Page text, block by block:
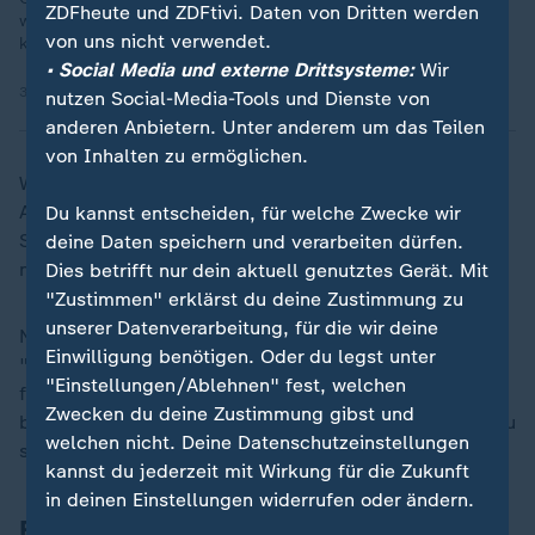
wissenschaftliche Arbeit, Gedicht, fertige Bewerbung oder
komplette Marketingkampagne. Was sind die Folgen?
31.01.2023 | 37:51 min
Wenn KI in der Lage ist, ganze Hausarbeiten oder
Abschlussarbeiten zu schreiben, stellt sich die Frage:
Sind die Prüfungsformen in der universitären Lehre
noch zeitgemäß?
Nein, findet Malte Persike, die aktuelle Situation
"bedeutet am Ende, dass wir andere Prüfungsformen
finden müssen, die besser funktionieren". Er verweist
beispielhaft auf mündliche Prüfungen als Ergänzung zu
schriftlichen Arbeiten.
ZDFheute und ZDFtivi. Daten von Dritten werden
von uns nicht verwendet.
• Social Media und externe Drittsysteme:Wir
nutzen Social-Media-Tools und Dienste von
anderen Anbietern. Unter anderem um das Teilen
von Inhalten zu ermöglichen.
Du kannst entscheiden, für welche Zwecke wir
deine Daten speichern und verarbeiten dürfen.
Dies betrifft nur dein aktuell genutztes Gerät. Mit
"Zustimmen" erklärst du deine Zustimmung zu
unserer Datenverarbeitung, für die wir deine
Einwilligung benötigen. Oder du legst unter
"Einstellungen/Ablehnen" fest, welchen
Zwecken du deine Zustimmung gibst und
welchen nicht. Deine Datenschutzeinstellungen
kannst du jederzeit mit Wirkung für die Zukunft
in deinen Einstellungen widerrufen oder ändern.